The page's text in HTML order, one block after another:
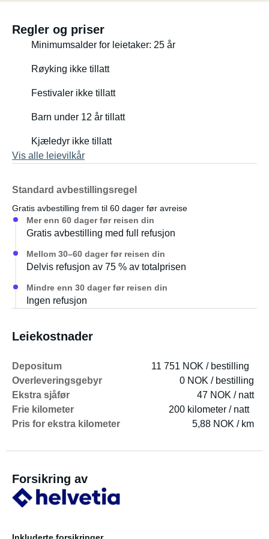
Fernsehen. Die Nasszelle bietet ausreichend Platz und
hat eine Dusche.
Vær oppmerksom på at et komplett sett med
Nespresso Kaffeemaschine, etc.) inkluderer en
Gasgrill.
Garasjen vil bli erstattet av kjøretøyets deler (stort sett for
2 sykler og til og med for 2 sykler.
Regler og priser
Minimumsalder for leietaker: 25 år
Røyking ikke tillatt
Festivaler ikke tillatt
Barn under 12 år tillatt
Kjæledyr ikke tillatt
Vis alle leievilkår
Standard avbestillingsregel
Gratis avbestilling frem til 60 dager før avreise
Mer enn 60 dager før reisen din
Gratis avbestilling med full refusjon
Mellom 30–60 dager før reisen din
Delvis refusjon av 75 % av totalprisen
Mindre enn 30 dager før reisen din
Ingen refusjon
Leiekostnader
Depositum
11 751 NOK / bestilling
Overleveringsgebyr
0 NOK / bestilling
Ekstra sjåfør
47 NOK / natt
Frie kilometer
200 kilometer / natt
Pris for ekstra kilometer
5,88 NOK / km
Forsikring av